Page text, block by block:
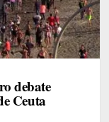
debate
Ceuta